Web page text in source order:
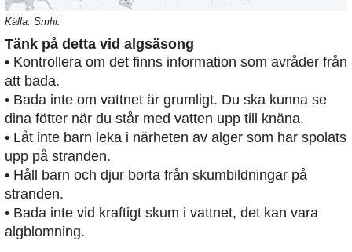
Källa: Smhi.
Tänk på detta vid algsäsong
• Kontrollera om det finns information som avråder från
att bada.
• Bada inte om vattnet är grumligt. Du ska kunna se
dina fötter när du står med vatten upp till knäna.
• Låt inte barn leka i närheten av alger som har spolats
upp på stranden.
• Håll barn och djur borta från skumbildningar på
stranden.
• Bada inte vid kraftigt skum i vattnet, det kan vara
algblomning.